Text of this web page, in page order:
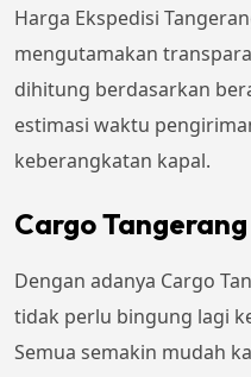
Harga Ekspedisi
mengutamakan
dihitung berdasarkan
estimasi waktu
keberangkatan kapal.
Cargo
Dengan adanya Cargo
tidak perlu bingung lagi
Semua semakin mudah